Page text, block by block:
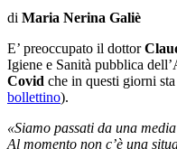
di Maria Nerina Galiè
E’ preoccupato il dottor
Igiene e Sanità pubblica
Covid che in questi giorni
bollettino).
«Siamo passati da una
Al momento non c’è una